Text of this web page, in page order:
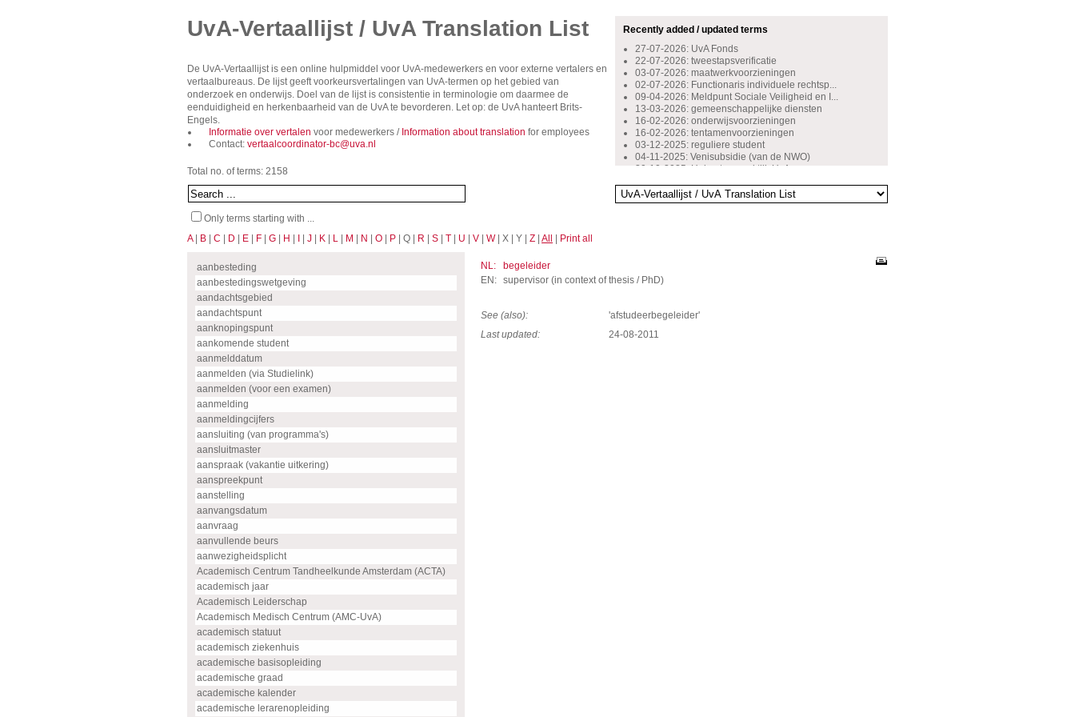
UvA-Vertaallijst / UvA Translation List
De UvA-Vertaallijst is een online hulpmiddel voor UvA-medewerkers en voor externe vertalers en
vertaalbureaus. De lijst geeft voorkeursvertalingen van UvA-termen op het gebied van
onderzoek en onderwijs. Doel van de lijst is consistentie in terminologie om daarmee de
eenduidigheid en herkenbaarheid van de UvA te bevorderen. Let op: de UvA hanteert Brits-
Engels.
Informatie over vertalen voor medewerkers / Information about translation for employees
Contact: vertaalcoordinator-bc@uva.nl
Recently added / updated terms
27-07-2026: UvA Fonds
22-07-2026: tweestapsverificatie
03-07-2026: maatwerkvoorzieningen
02-07-2026: Functionaris individuele rechtsp...
09-04-2026: Meldpunt Sociale Veiligheid en I...
13-03-2026: gemeenschappelijke diensten
16-02-2026: onderwijsvoorzieningen
16-02-2026: tentamenvoorzieningen
03-12-2025: reguliere student
04-11-2025: Venisubsidie (van de NWO)
30-10-2025: Huisartsenpraktijk UvA
14-10-2024: beoogde leerresultaten
13-05-2024: bovenwettelijk verlof
08-07-2022: stage
Total no. of terms: 2158
Only terms starting with ...
A| B C D E F G H J K L M N O P | Q | R S T U V W| X | Y | Z All Print all
aanbesteding
aanbestedingswetgeving
aandachtsgebied
aandachtspunt
aanknopingspunt
aankomende student
aanmelddatum
aanmelden (via Studielink)
aanmelden (voor een examen)
aanmelding
aanmeldingcijfers
aansluiting (van programma's)
aansluitmaster
aanspraak (vakantie uitkering)
aanspreekpunt
aanstelling
aanvangsdatum
aanvraag
aanvullende beurs
aanwezigheidsplicht
Academisch Centrum Tandheelkunde Amsterdam (ACTA)
academisch jaar
Academisch Leiderschap
Academisch Medisch Centrum (AMC-UvA)
academisch statuut
academisch ziekenhuis
academische basisopleiding
academische graad
academische kalender
academische lerarenopleiding
NL: begeleider
EN: supervisor (in context of thesis / PhD)
See (also):
'afstudeerbegeleider'
Last updated:
24-08-2011